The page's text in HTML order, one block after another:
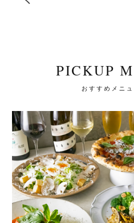
PICKUP
おすすめメニュ